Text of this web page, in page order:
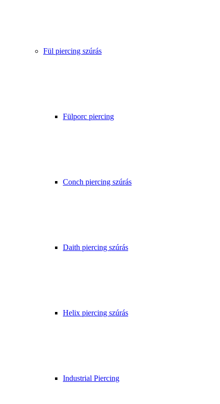
Fül piercing szúrás
Fülporc piercing
Conch piercing szúrás
Daith piercing szúrás
Helix piercing szúrás
Industrial Piercing